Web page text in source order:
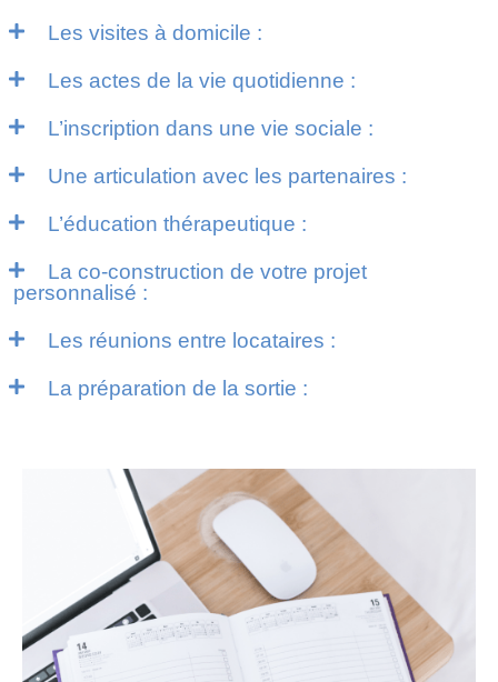
Les visites à domicile :
Les actes de la vie quotidienne :
L’inscription dans une vie sociale :
Une articulation avec les partenaires :
L’éducation thérapeutique :
La co-construction de votre projet
personnalisé :
Les réunions entre locataires :
La préparation de la sortie :